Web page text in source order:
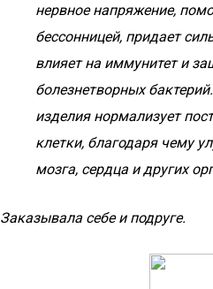
нервное напряжение,
бессонницей, придает
влияет на иммунитет и
болезнетворных
изделия нормализует
клетки, благодаря чему
мозга, сердца и других
Заказывала себе и подруге.